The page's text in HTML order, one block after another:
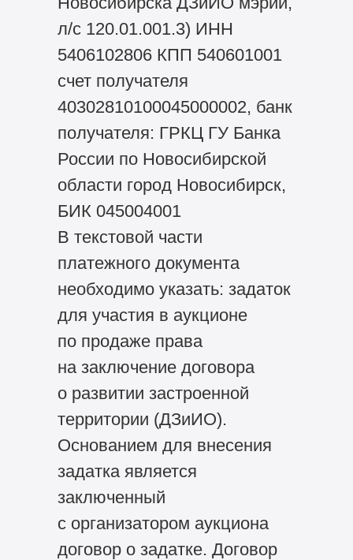
л/с 120.01.001.3) ИНН
5406102806 КПП 540601001
счет получателя
40302810100045000002, банк
получателя: ГРКЦ ГУ Банка
России по Новосибирской
области город Новосибирск,
БИК 045004001
В текстовой части
платежного документа
необходимо указать: задаток
для участия в аукционе
по продаже права
на заключение договора
о развитии застроенной
территории (ДЗиИО).
Основанием для внесения
задатка является
заключенный
с организатором аукциона
договор о задатке. Договор